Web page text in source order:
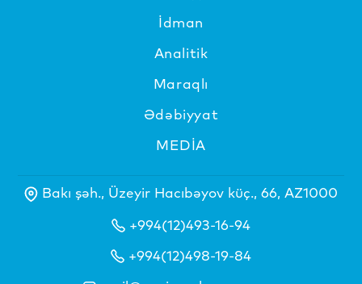
İdman
Analitik
Maraqlı
Ədəbiyyat
MEDİA
Bakı şəh., Üzeyir Hacıbəyov küç., 66, AZ1000
+994(12)493-16-94
+994(12)498-19-84